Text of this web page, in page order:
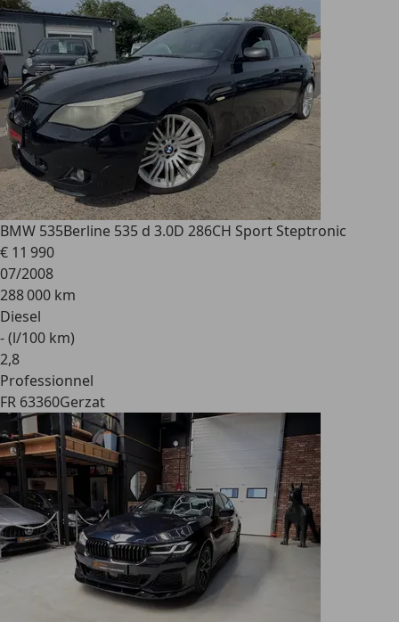
BMW 535Berline 535 d 3.0D 286CH Sport Steptronic
€ 11 990
07/2008
288 000 km
Diesel
- (l/100 km)
2,8
Professionnel
FR 63360Gerzat